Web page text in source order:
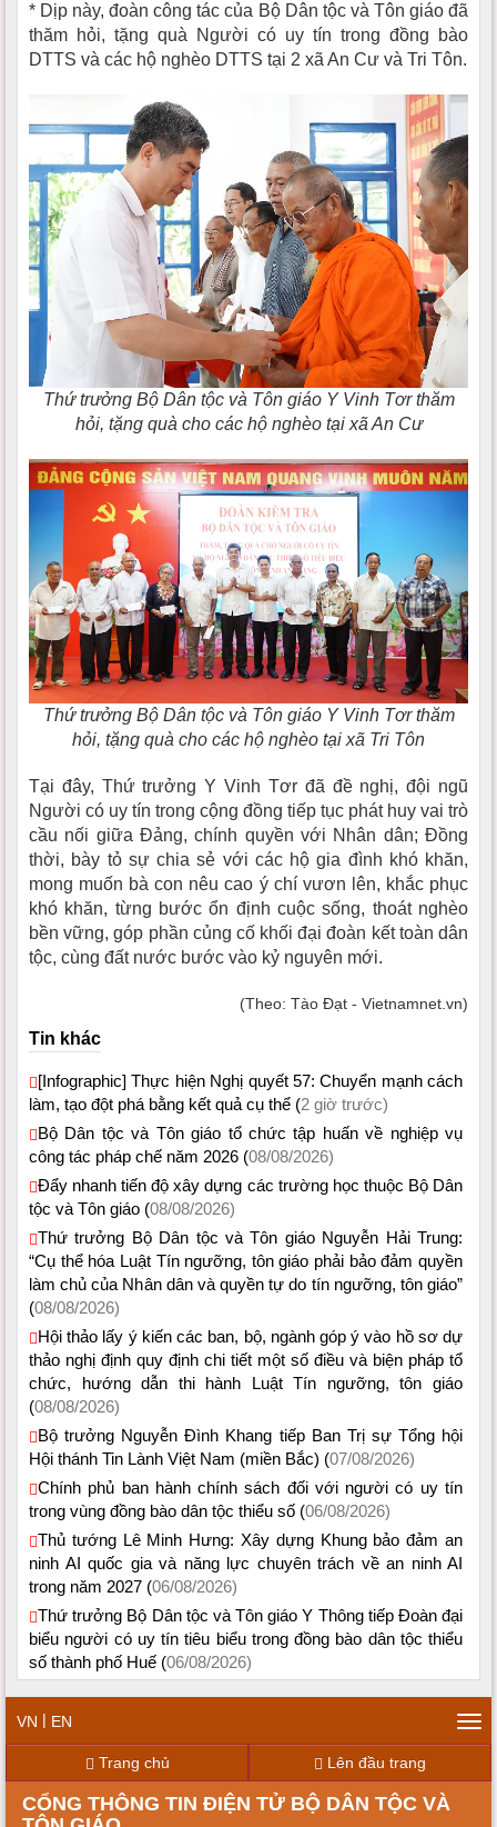
* Dịp này, đoàn công tác của Bộ Dân tộc và Tôn giáo đã
thăm hỏi, tặng quà Người có uy tín trong đồng bào
DTTS và các hộ nghèo DTTS tại 2 xã An Cư và Tri Tôn.
Thứ trưởng Bộ Dân tộc và Tôn giáo Y Vinh Tơr thăm
hỏi, tặng quà cho các hộ nghèo tại xã An Cư
Thứ trưởng Bộ Dân tộc và Tôn giáo Y Vinh Tơr thăm
hỏi, tặng quà cho các hộ nghèo tại xã Tri Tôn
Tại đây, Thứ trưởng Y Vinh Tơr đã đề nghị, đội ngũ
Người có uy tín trong cộng đồng tiếp tục phát huy vai trò
cầu nối giữa Đảng, chính quyền với Nhân dân; Đồng
thời, bày tỏ sự chia sẻ với các hộ gia đình khó khăn,
mong muốn bà con nêu cao ý chí vươn lên, khắc phục
khó khăn, từng bước ổn định cuộc sống, thoát nghèo
bền vững, góp phần củng cố khối đại đoàn kết toàn dân
tộc, cùng đất nước bước vào kỷ nguyên mới.
(Theo: Tào Đạt - Vietnamnet.vn)
Tin khác
[Infographic] Thực hiện Nghị quyết 57: Chuyển mạnh cách
làm, tạo đột phá bằng kết quả cụ thể (2 giờ trước)
Bộ Dân tộc và Tôn giáo tổ chức tập huấn về nghiệp vụ
công tác pháp chế năm 2026 (08/08/2026)
Đẩy nhanh tiến độ xây dựng các trường học thuộc Bộ Dân
tộc và Tôn giáo (08/08/2026)
Thứ trưởng Bộ Dân tộc và Tôn giáo Nguyễn Hải Trung:
“Cụ thể hóa Luật Tín ngưỡng, tôn giáo phải bảo đảm quyền
làm chủ của Nhân dân và quyền tự do tín ngưỡng, tôn giáo”
(08/08/2026)
Hội thảo lấy ý kiến các ban, bộ, ngành góp ý vào hồ sơ dự
thảo nghị định quy định chi tiết một số điều và biện pháp tổ
chức, hướng dẫn thi hành Luật Tín ngưỡng, tôn giáo
(08/08/2026)
Bộ trưởng Nguyễn Đình Khang tiếp Ban Trị sự Tổng hội
Hội thánh Tin Lành Việt Nam (miền Bắc) (07/08/2026)
Chính phủ ban hành chính sách đối với người có uy tín
trong vùng đồng bào dân tộc thiểu số (06/08/2026)
Thủ tướng Lê Minh Hưng: Xây dựng Khung bảo đảm an
ninh AI quốc gia và năng lực chuyên trách về an ninh AI
trong năm 2027 (06/08/2026)
Thứ trưởng Bộ Dân tộc và Tôn giáo Y Thông tiếp Đoàn đại
biểu người có uy tín tiêu biểu trong đồng bào dân tộc thiểu
số thành phố Huế (06/08/2026)
VN | EN
Trang chủ
Lên đầu trang
CỔNG THÔNG TIN ĐIỆN TỬ BỘ DÂN TỘC VÀ